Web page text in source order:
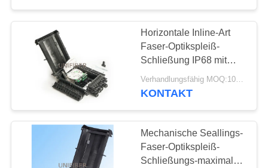
Horizontale Inline-Art
Faser-Optikspleiß-
Schließung IP68 mit
verstärkendem Behälter
der Faser-4x24
Verhandlungsfähig MOQ:10pcs
KONTAKT
Mechanische Seallings-
Faser-Optikspleiß-
Schließungs-maximale